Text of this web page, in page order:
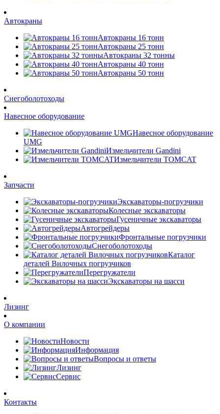
Автокраны
Автокраны 16 тонн
Автокраны 25 тонн
Автокраны 32 тонны
Автокраны 40 тонн
Автокраны 50 тонн
Снегоболотоходы
Навесное оборудование
Навесное оборудование
UMG
Измельчители Gandini
Измельчители TOMCAT
Запчасти
Экскаваторы-погрузчики
Колесные экскаваторы
Гусеничные экскаваторы
Автогрейдеры
Фронтальные погрузчики
Снегоболотоходы
Каталог
деталей Вилочных погрузчиков
Перегружатели
Экскаваторы на шасси
Лизинг
О компании
Новости
Информация
Вопросы и ответы
Лизинг
Сервис
Контакты